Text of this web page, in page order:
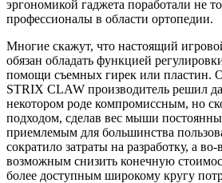
эргономикой гаджета поработали не
профессионалы в области ортопедии.
Многие скажут, что настоящий
обязан обладать функцией
помощи съемных гирек или пластин.
STRIX CLAW производитель решил
некотором роде компромиссным, но
подходом, сделав вес мыши
приемлемым для большинства
сократило затраты на разработку, а
возможным снизить конечную
более доступным широкому кругу